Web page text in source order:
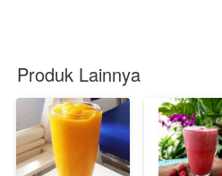
Produk Lainnya